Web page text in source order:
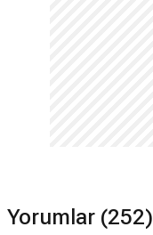
Yorumlar (252)